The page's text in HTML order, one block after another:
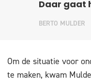
Daar gaat
BERTO MULDER
Om de situatie voor
te maken, kwam